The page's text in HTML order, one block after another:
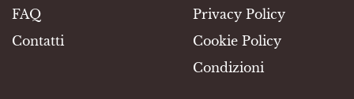
FAQ
Contatti
Privacy Policy
Cookie Policy
Condizioni